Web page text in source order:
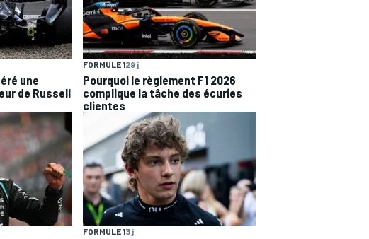
une
de Russell
FORMULE 129 j
Pourquoi le règlement F1 2026
complique la tâche des écuries
clientes
FORMULE 13 j